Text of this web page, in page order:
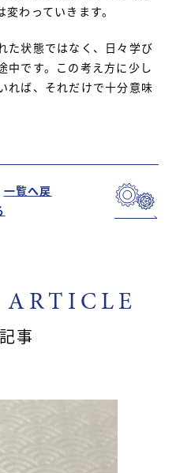
わっていきます。
た状態ではなく、日々学び
中です。この考え方に少し
れば、それだけで十分意味
一覧へ戻
事